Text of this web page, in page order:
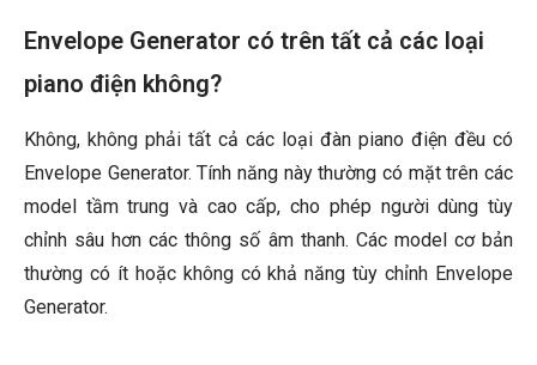
Envelope Generator có trên tất cả các loại
piano điện không?
Không, không phải tất cả các loại đàn piano điện đều có
Envelope Generator. Tính năng này thường có mặt trên các
model tầm trung và cao cấp, cho phép người dùng tùy
chỉnh sâu hơn các thông số âm thanh. Các model cơ bản
thường có ít hoặc không có khả năng tùy chỉnh Envelope
Generator.